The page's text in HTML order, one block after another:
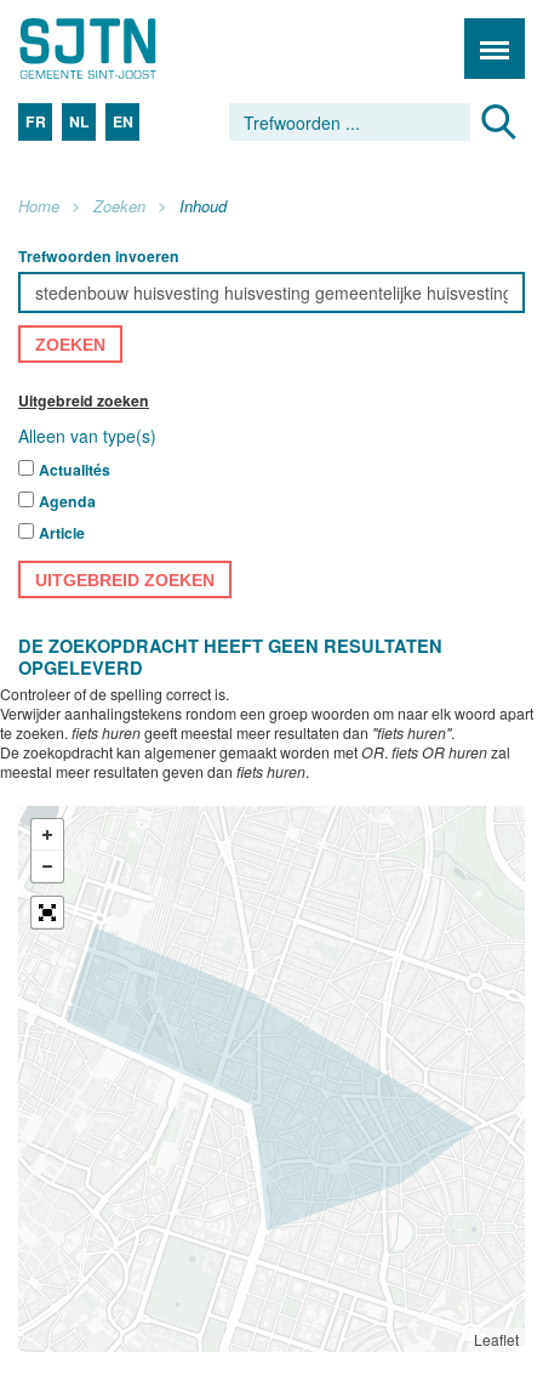
FR NL EN
Home Zoeken Inhoud
Trefwoorden invoeren
ZOEKEN
Uitgebreid zoeken
Alleen van type(s)
Actualités
Agenda
Article
UITGEBREID ZOEKEN
DE ZOEKOPDRACHT HEEFT GEEN RESULTATEN
OPGELEVERD
Controleer of de spelling correct is.
Verwijder aanhalingstekens rondom een groep woorden om naar elk woord apart
te zoeken. fiets hurengeeft meestal meer resultaten dan "fiets huren".
De zoekopdracht kan algemener gemaakt worden metOR. fiets OR hurenzal
meestal meer resultaten geven dan fiets huren.
Leaflet